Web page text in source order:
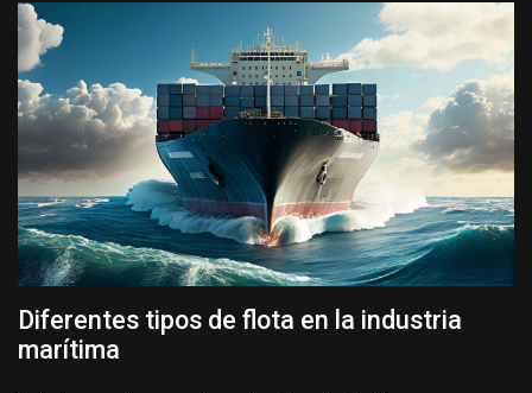
Diferentes tipos de flota en la industria
marítima